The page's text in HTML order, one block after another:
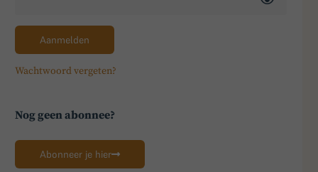
Aanmelden
Wachtwoord vergeten?
Nog geen abonnee?
Abonneer je hier